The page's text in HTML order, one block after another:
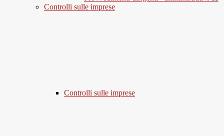
Controlli sulle imprese
Controlli sulle imprese